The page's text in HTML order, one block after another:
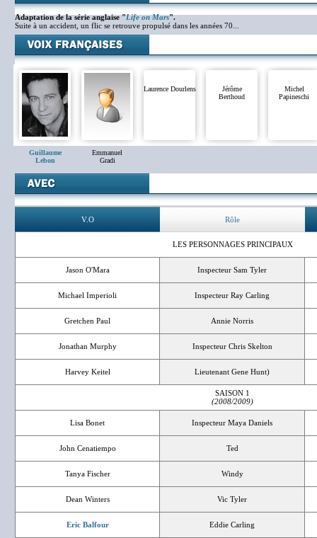
Adaptation de la série anglaise "Life on Mars".
Suite à un accident, un flic se retrouve propulsé dans les années 70...
Guillaume
Lebon
Emmanuel
Gradi
Laurence Dourlens
Jérôme
Berthoud
Michel
Papineschi
V.O Rôle
LES PERSONNAGES PRINCIPAUX
Jason O'Mara Inspecteur Sam Tyler
Michael Imperioli Inspecteur Ray Carling
Gretchen Paul Annie Norris
Jonathan Murphy Inspecteur Chris Skelton
Harvey Keitel Lieutenant Gene Hunt)
SAISON 1
(2008/2009)
Lisa Bonet Inspecteur Maya Daniels
John Cenatiempo Ted
Tanya Fischer Windy
Dean Winters Vic Tyler
Eric Balfour Eddie Carling